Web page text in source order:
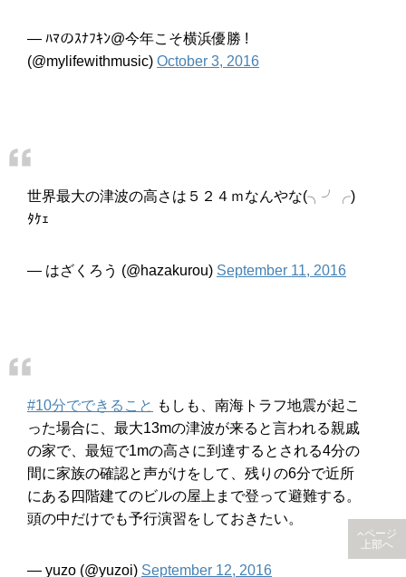
— ﾊﾏのｽﾅﾌｷﾝ@今年こそ横浜優勝 !
(@mylifewithmusic) October 3, 2016
世界最大の津波の高さは５２４ｍなんやな(╮╯╭)
ﾀｹｪ
— はざくろう (@hazakurou) September 11, 2016
#10分でできること もしも、南海トラフ地震が起こ
った場合に、最大13mの津波が来ると言われる親戚
の家で、最短で1mの高さに到達するとされる4分の
間に家族の確認と声がけをして、残りの6分で近所
にある四階建てのビルの屋上まで登って避難する。
頭の中だけでも予行演習をしておきたい。
— yuzo (@yuzoi) September 12, 2016
ページ
上部へ